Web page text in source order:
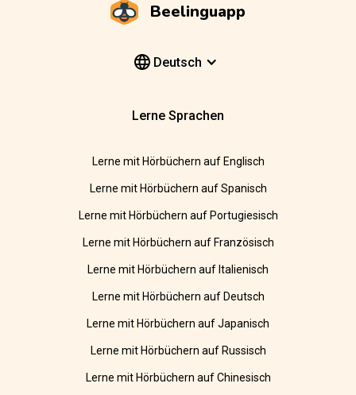
Beelinguapp
Deutsch
Lerne Sprachen
Lerne mit Hörbüchern auf Englisch
Lerne mit Hörbüchern auf Spanisch
Lerne mit Hörbüchern auf Portugiesisch
Lerne mit Hörbüchern auf Französisch
Lerne mit Hörbüchern auf Italienisch
Lerne mit Hörbüchern auf Deutsch
Lerne mit Hörbüchern auf Japanisch
Lerne mit Hörbüchern auf Russisch
Lerne mit Hörbüchern auf Chinesisch